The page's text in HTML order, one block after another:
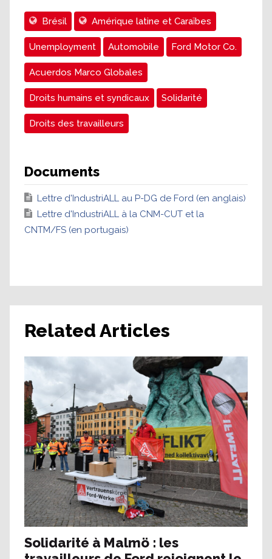
Brésil Amérique latine et Caraïbes
Unemployment Automobile Ford Motor Co.
Acuerdos Marco Globales
Droits humains et syndicaux Solidarité
Droits des travailleurs
Documents
Lettre d'IndustriALL au P-DG de Ford (en anglais)
Lettre d'IndustriALL à la CNM-CUT et la
CNTM/FS (en portugais)
Related Articles
Solidarité à Malmö : les